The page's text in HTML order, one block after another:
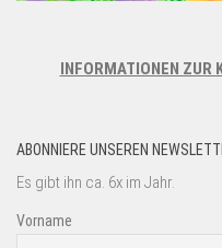
INFORMATIONEN ZUR
ABONNIERE UNSEREN
Es gibt ihn ca. 6x im Jahr.
Vorname